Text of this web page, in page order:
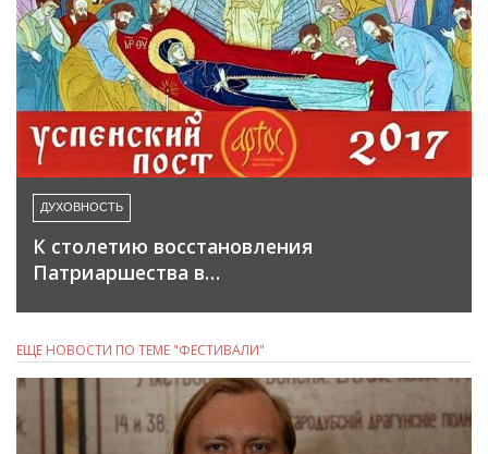
ДУХОВНОСТЬ
К столетию восстановления
Патриаршества в…
ЕЩЕ НОВОСТИ ПО ТЕМЕ "ФЕСТИВАЛИ"